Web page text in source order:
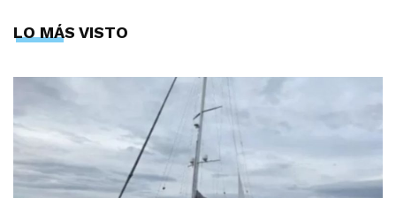
LO MÁS VISTO